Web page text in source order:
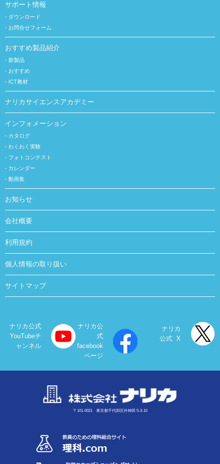
サポート情報
ダウンロード
お問合せフォーム
おすすめ製品紹介
新製品
おすすめ
ICT教材
ナリカサイエンスアカデミー
インフォメーション
カタログ
わくわく実験
フォトコンテスト
カレンダー
動画集
お知らせ
会社概要
利用規約
個人情報の取り扱い
サイトマップ
ナリカ公式
YouTubeチ
ャンネル
ナリカ公
式
facebook
ページ
ナリカ
公式 X
〒101-0021 東京都千代田区外神田 5-3-10